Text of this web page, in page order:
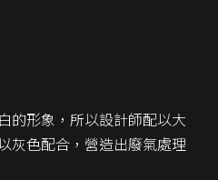
的形象，所以設計師配以大
灰色配合，營造出廢氣處理